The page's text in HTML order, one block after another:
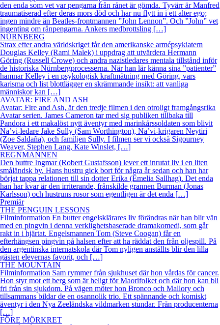
den enda som vet var pengarna från rånet är gömda. Tyvärr är Manfred
traumatiserad efter deras mors död och har nu flytt in i ett alter ego;
ingen mindre än Beatles-frontmannen ”John Lennon”. Och ”John” vet
ingenting om rånpengarna. Ankers medbrottsling […]
NÜRNBERG
Strax efter andra världskriget får den amerikanske armépsykiatern
Douglas Kelley (Rami Malek) i uppdrag att utvärdera Hermann
Göring (Russell Crowe) och andra nazistledares mentala tillstånd inför
de historiska Nürnbergprocesserna. När han lär känna sina ”patienter”
hamnar Kelley i en psykologisk kraftmätning med Göring, vars
karisma och list blottlägger en skrämmande insikt: att vanliga
människor kan […]
AVATAR: FIRE AND ASH
Avatar: Fire and Ash, är den tredje filmen i den otroligt framgångsrika
Avatar serien. James Cameron tar med sig publiken tillbaka till
Pandora i ett makalöst nytt äventyr med marinkårssoldaten som blivit
Na’vi-ledare Jake Sully (Sam Worthington), Na’vi-krigaren Neytiri
(Zoe Saldaña), och familjen Sully. I filmen ser vi också Sigourney
Weaver, Stephen Lang, Kate Winslet, […]
REGNMANNEN
Den buttre Ingmar (Robert Gustafsson) lever ett inrutat liv i en liten
småländsk by. Hans hustru gick bort för några år sedan och han har
börjat tappa relationen till sin dotter Erika (Emelia Sallhag). Det enda
han har kvar är den irriterande, frånskilde grannen Burman (Jonas
Karlsson) och hustruns rosor som egentligen är det enda […]
Premiär
THE PENGUIN LESSONS
Filminformation En butter engelsklärares liv förändras när han blir vän
med en pingvin i denna verklighetsbaserade dramakomedi, som går
rakt in i hjärtat. Engelsmannen Tom (Steve Coogan) får en
efterhängsen pingvin på halsen efter att ha räddat den från oljespill. På
den argentinska internatskola där Tom nyligen anställts blir den lilla
gästen elevernas favorit, och […]
THE MOUNTAIN
Filminformation Sam rymmer från sjukhuset där hon vårdas för cancer.
Hon styr mot ett berg som är heligt för Maorifolket och där hon kan bli
fri från sin sjukdom. På vägen möter hon Bronco och Mallory och
tillsammans bildar de en osannolik trio. Ett spännande och komiskt
äventyr i den Nya Zeeländska vildmarken stundar. Från producenterna
[…]
FÖRE MÖRKRET